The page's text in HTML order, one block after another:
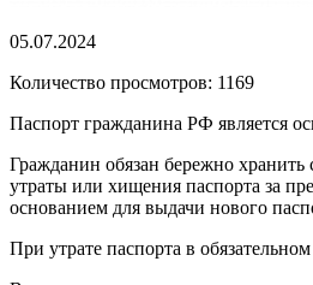
05.07.2024
Количество просмотров: 1169
Паспорт гражданина РФ является
Гражданин обязан бережно
утраты или хищения паспорта за
основанием для выдачи нового
При утрате паспорта в